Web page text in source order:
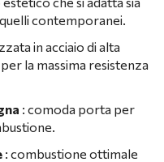
contemporanei.
in acciaio di alta
la massima resistenza
: comoda porta per
: combustione ottimale